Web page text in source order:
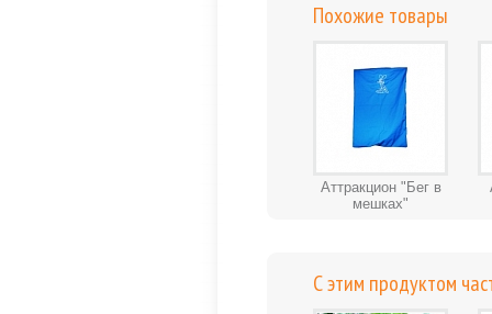
Похожие товары
Аттракцион "Бег в
мешках"
С этим продуктом